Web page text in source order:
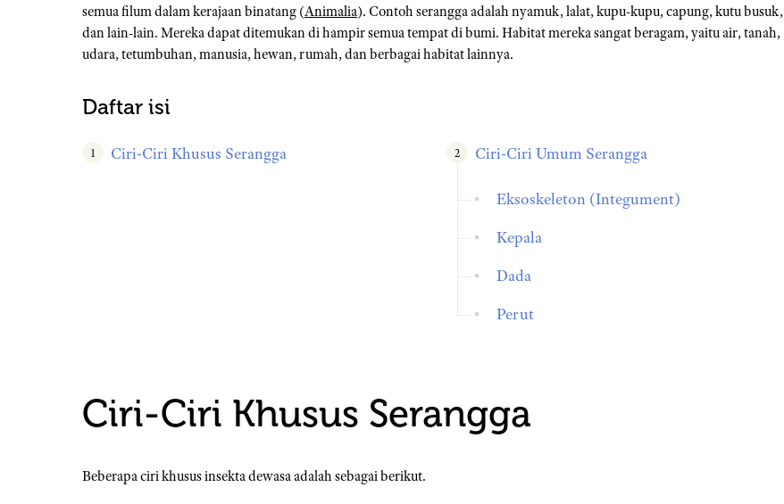
semua filum dalam kerajaan binatang (Animalia). Contoh serangga adalah nyamuk, lalat, kupu-kupu, capung, kutu busuk,
dan lain-lain. Mereka dapat ditemukan di hampir semua tempat di bumi. Habitat mereka sangat beragam, yaitu air, tanah,
udara, tetumbuhan, manusia, hewan, rumah, dan berbagai habitat lainnya.
Daftar isi
Ciri-Ciri Khusus Serangga Ciri-Ciri Umum Serangga
Eksoskeleton (Integument)
Kepala
Dada
Perut
Ciri-Ciri Khusus Serangga
Beberapa ciri khusus insekta dewasa adalah sebagai berikut.